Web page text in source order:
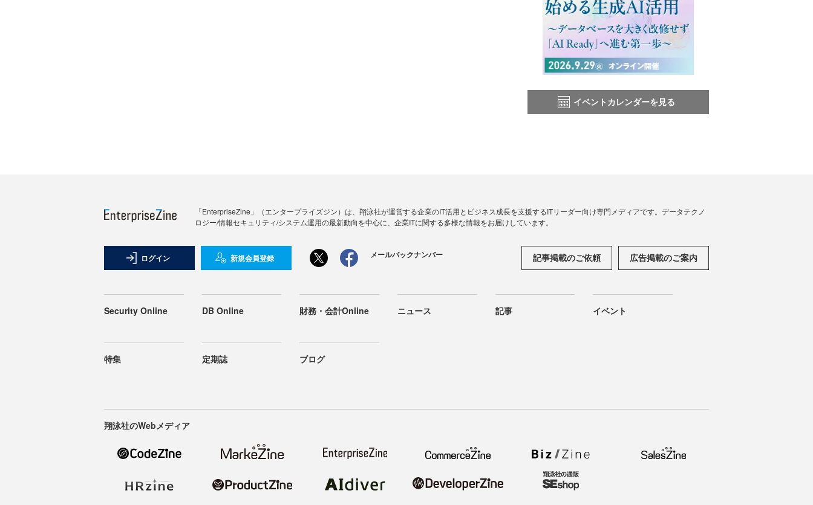
イベントカレンダーを見る
「EnterpriseZine」（エンタープライズジン）は、翔泳社が運営する企業のIT活用とビジネス成長を支援するITリーダー向け専門メディアです。データテクノ
ロジー/情報セキュリティ/システム運用の最新動向を中心に、企業ITに関する多様な情報をお届けしています。
ログイン 新規会員登録 メールバックナンバー 記事掲載のご依頼 広告掲載のご案内
Security Online DB Online 財務・会計Online ニュース 記事 イベント
特集 定期誌 ブログ
翔泳社のWebメディア